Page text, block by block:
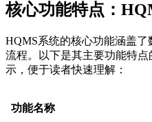
核心功能特点：
HQMS系统的核心功能涵盖
流程。以下是其主要功能特
示，便于读者快速理解：
功能名称